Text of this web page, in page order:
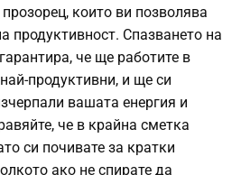
които ви позволява
продуктивност. Спазването на
че ще работите в
продуктивни, и ще си
вашата енергия и
че в крайна сметка
си почивате за кратки
ако не спирате да